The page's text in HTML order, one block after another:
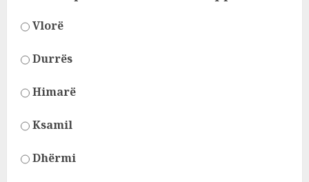
Vlorë
Durrës
Himarë
Ksamil
Dhërmi